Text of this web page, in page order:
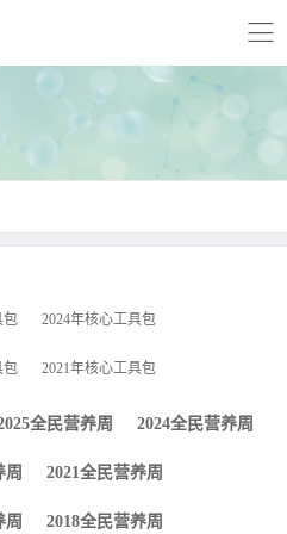
包 2024年核心工具包
包 2021年核心工具包
全民营养周 2024全民营养周
周 2021全民营养周
周 2018全民营养周